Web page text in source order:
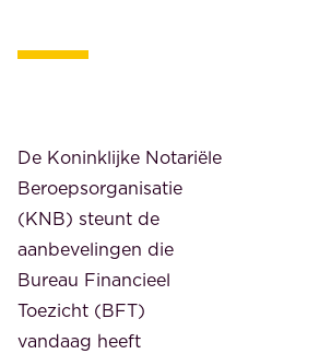
De Koninklijke Notariële
Beroepsorganisatie
(KNB) steunt de
aanbevelingen die
Bureau Financieel
Toezicht (BFT)
vandaag heeft